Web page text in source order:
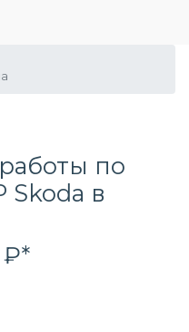
по
Skoda в
₽*